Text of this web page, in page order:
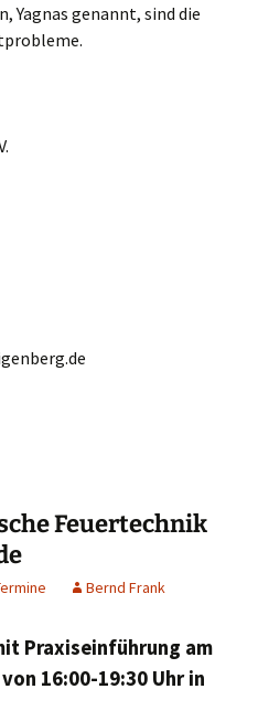
Yagnas genannt, sind die
Feuertechnik
Bernd Frank
Praxiseinführung am
16:00-19:30 Uhr in